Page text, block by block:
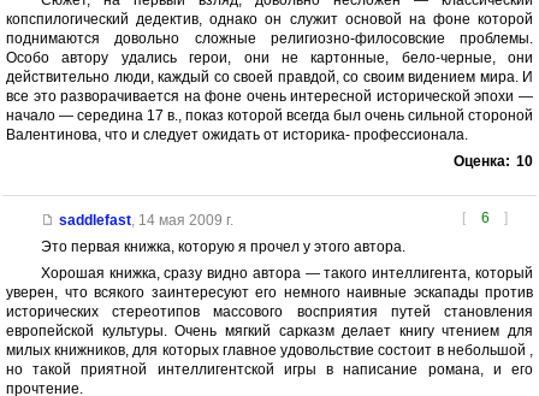
копспилогический дедектив, однако он служит основой на фоне которой
поднимаются довольно сложные религиозно-филосовские проблемы.
Особо автору удались герои, они не картонные, бело-черные, они
действительно люди, каждый со своей правдой, со своим видением мира. И
все это разворачивается на фоне очень интересной исторической эпохи —
начало — середина 17 в., показ которой всегда был очень сильной стороной
Валентинова, что и следует ожидать от историка- профессионала.
Оценка: 10
[ 6 ]
saddlefast, 14 мая 2009 г.
Это первая книжка, которую я прочел у этого автора.
Хорошая книжка, сразу видно автора — такого интеллигента, который
уверен, что всякого заинтересуют его немного наивные эскапады против
исторических стереотипов массового восприятия путей становления
европейской культуры. Очень мягкий сарказм делает книгу чтением для
милых книжников, для которых главное удовольствие состоит в небольшой ,
но такой приятной интеллигентской игры в написание романа, и его
прочтение.